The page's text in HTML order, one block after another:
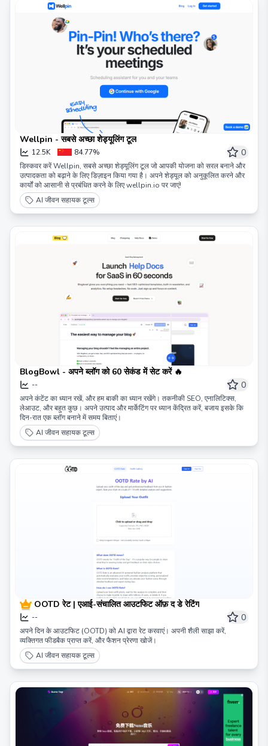
Wellpin - सबसे अच्छा शेड्यूलिंग टूल
12.5K 84.77% 0
डिस्कवर करें Wellpin, सबसे अच्छा शेड्यूलिंग टूल जो आपकी योजना को सरल बनाने और
उत्पादकता को बढ़ाने के लिए डिज़ाइन किया गया है। अपने शेड्यूल को अनुकूलित करने और
कार्यों को आसानी से प्रबंधित करने के लिए wellpin.io पर जाएं!
AI जीवन सहायक टूल्स
BlogBowl - अपने ब्लॉग को 60 सेकंड में सेट करें 🔥
-- 0
अपने कंटेंट का ध्यान रखें, और हम बाकी का ध्यान रखेंगे। तकनीकी SEO, एनालिटिक्स,
लेआउट, और बहुत कुछ। अपने उत्पाद और मार्केटिंग पर ध्यान केंद्रित करें, बजाय इसके कि
दिन-रात एक ब्लॉग बनाने में समय बिताएं।
AI जीवन सहायक टूल्स
OOTD रेट | एआई-संचालित आउटफिट ऑफ़ द डे रेटिंग
-- 0
अपने दिन के आउटफिट (OOTD) को AI द्वारा रेट करवाएं। अपनी शैली साझा करें,
व्यक्तिगत फीडबैक प्राप्त करें, और फैशन प्रेरणा खोजें।
AI जीवन सहायक टूल्स